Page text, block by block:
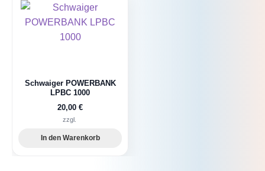
Schwaiger POWERBANK
LPBC 1000
20,00 €
zzgl.
In den Warenkorb